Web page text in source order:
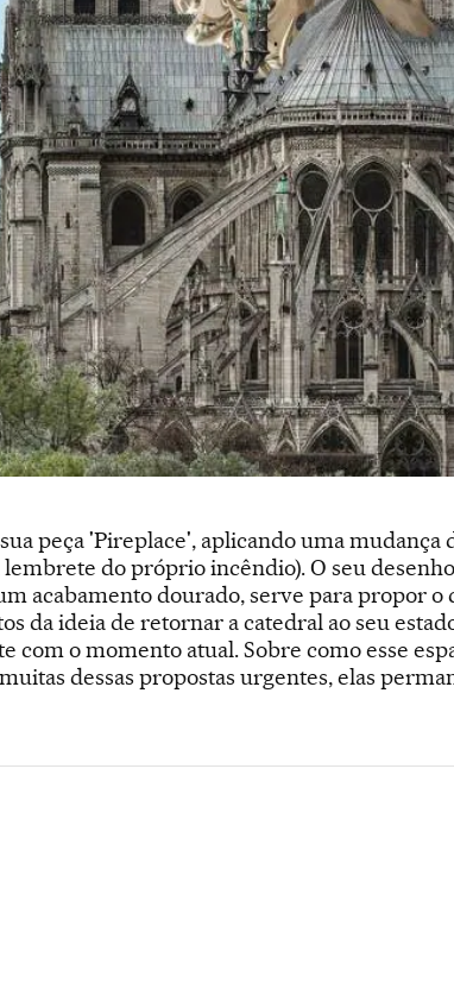
peça 'Pireplace', aplicando uma mudança
do próprio incêndio). O seu
acabamento dourado, serve para propor o
da ideia de retornar a catedral ao seu
com o momento atual. Sobre como esse
dessas propostas urgentes, elas